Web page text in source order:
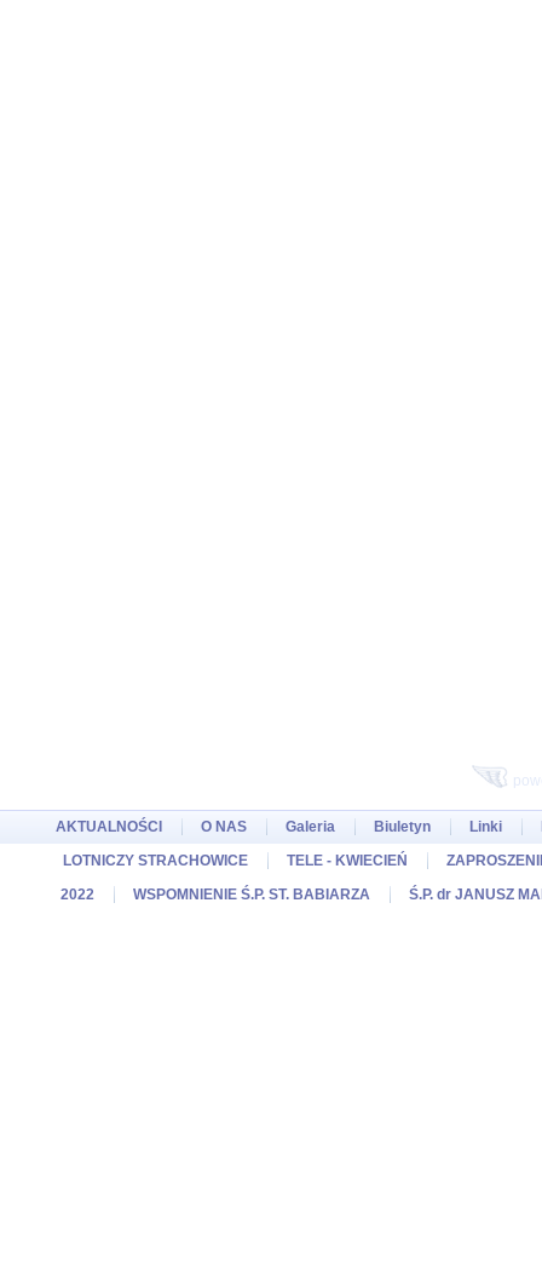
AKTUALNOŚCI O NAS Galeria Biuletyn Linki
LOTNICZY STRACHOWICE
TELE - KWIECIEŃ
2022
WSPOMNIENIE Ś.P. ST. BABIARZA Ś.P. dr JANUSZ